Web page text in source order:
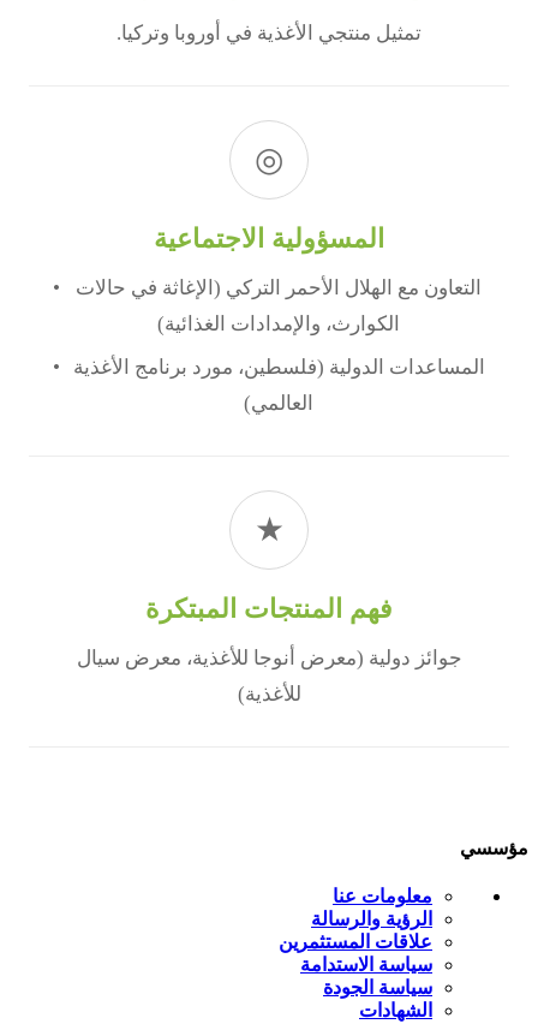
تمثيل منتجي الأغذية في أوروبا وتركيا.
◎
المسؤولية الاجتماعية
التعاون مع الهلال الأحمر التركي (الإغاثة في حالات
الكوارث، والإمدادات الغذائية)
المساعدات الدولية (فلسطين، مورد برنامج الأغذية
العالمي)
★
فهم المنتجات المبتكرة
جوائز دولية (معرض أنوجا للأغذية، معرض سيال
للأغذية)
مؤسسي
معلومات عنا
الرؤية والرسالة
علاقات المستثمرين
سياسة الاستدامة
سياسة الجودة
الشهادات